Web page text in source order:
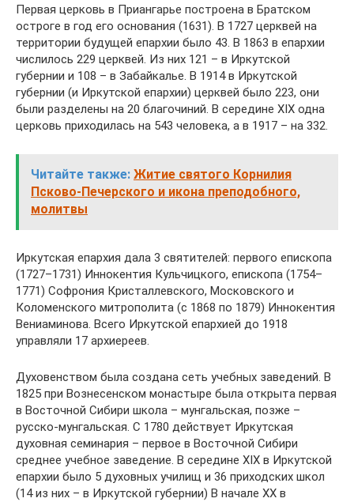
Первая церковь в Приангарье построена в Братском
остроге в год его основания (1631). В 1727 церквей на
территории будущей епархии было 43. В 1863 в епархии
числилось 229 церквей. Из них 121 – в Иркутской
губернии и 108 – в Забайкалье. В 1914 в Иркутской
губернии (и Иркутской епархии) церквей было 223, они
были разделены на 20 благочиний. В середине XIX одна
церковь приходилась на 543 человека, а в 1917 – на 332.
Читайте также: Житие святого Корнилия
Псково-Печерского и икона преподобного,
молитвы
Иркутская епархия дала 3 святителей: первого епископа
(1727–1731) Иннокентия Кульчицкого, епископа (1754–
1771) Софрония Кристаллевского, Московского и
Коломенского митрополита (с 1868 по 1879) Иннокентия
Вениаминова. Всего Иркутской епархией до 1918
управляли 17 архиереев.
Духовенством была создана сеть учебных заведений. В
1825 при Вознесенском монастыре была открыта первая
в Восточной Сибири школа – мунгальская, позже –
русско-мунгальская. С 1780 действует Иркутская
духовная семинария – первое в Восточной Сибири
среднее учебное заведение. В середине XIX в Иркутской
епархии было 5 духовных училищ и 36 приходских школ
(14 из них – в Иркутской губернии) В начале XX в